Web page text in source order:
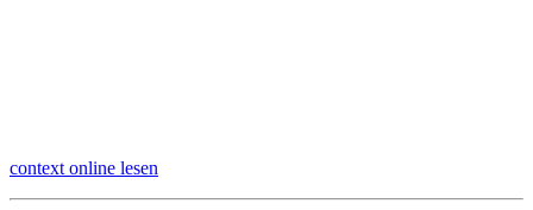
context online lesen